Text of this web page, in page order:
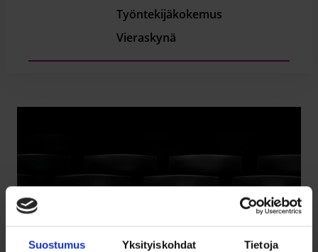
Suostumus Yksityiskohdat Tietoja
Työntekijäkokemus
Vieraskynä